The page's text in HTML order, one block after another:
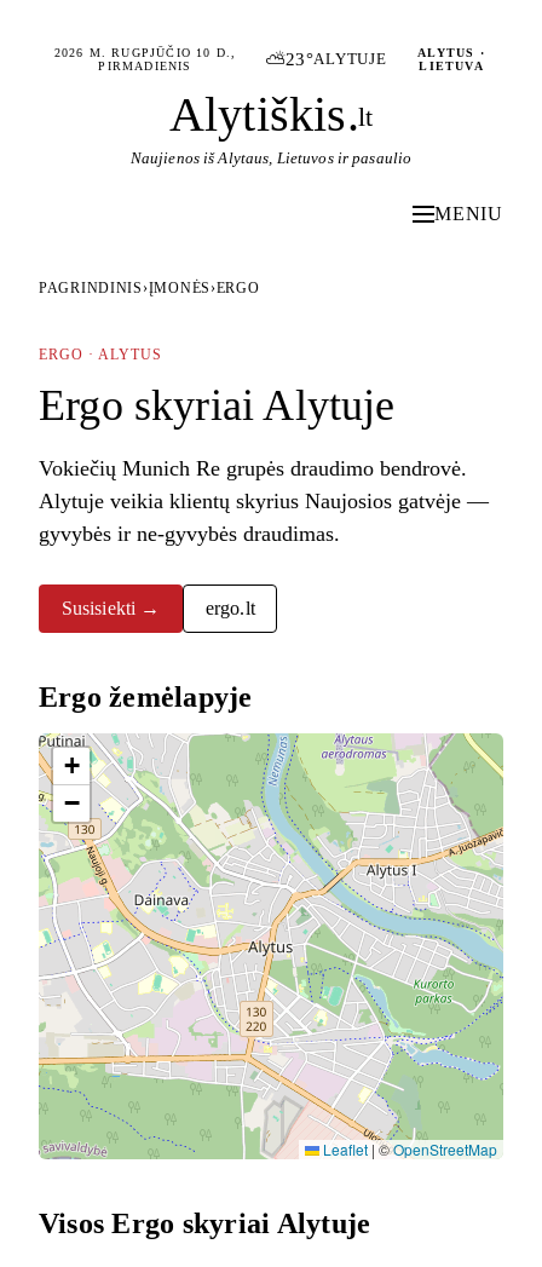
2026 M. RUGPJŪČIO 10 D.,
PIRMADIENIS
⛅23°ALYTUJE
ALYTUS ·
LIETUVA
Alytiškis.lt
Naujienos iš Alytaus, Lietuvos ir pasaulio
MENIU
PAGRINDINIS ›ĮMONĖS ›ERGO
ERGO · ALYTUS
Ergo skyriai Alytuje
Vokiečių Munich Re grupės draudimo bendrovė.
Alytuje veikia klientų skyrius Naujosios gatvėje —
gyvybės ir ne-gyvybės draudimas.
Susisiekti → ergo.lt
Ergo žemėlapyje
+
−
Leaflet |©OpenStreetMap
Visos Ergo skyriai Alytuje